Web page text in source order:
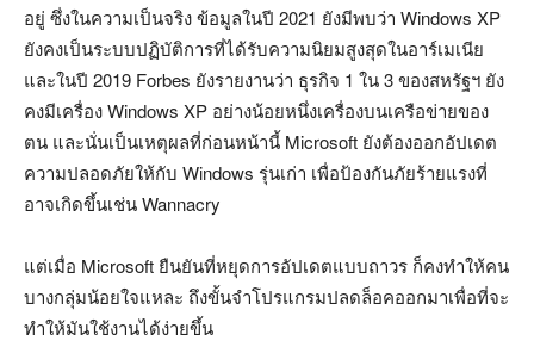
อยู่ ซึ่งในความเป็นจริง ข้อมูลในปี 2021 ยังมีพบว่า Windows XP
ยังคงเป็นระบบปฏิบัติการที่ได้รับความนิยมสูงสุดในอาร์เมเนีย
และในปี 2019 Forbes ยังรายงานว่า ธุรกิจ 1 ใน 3 ของสหรัฐฯ ยัง
คงมีเครื่อง Windows XP อย่างน้อยหนึ่งเครื่องบนเครือข่ายของ
ตน และนั่นเป็นเหตุผลที่ก่อนหน้านี้ Microsoft ยังต้องออกอัปเดต
ความปลอดภัยให้กับ Windows รุ่นเก่า เพื่อป้องกันภัยร้ายแรงที่
อาจเกิดขึ้นเช่น Wannacry
แต่เมื่อ Microsoft ยืนยันที่หยุดการอัปเดตแบบถาวร ก็คงทำให้คน
บางกลุ่มน้อยใจแหละ ถึงขั้นจำโปรแกรมปลดล็อคออกมาเพื่อที่จะ
ทำให้มันใช้งานได้ง่ายขึ้น